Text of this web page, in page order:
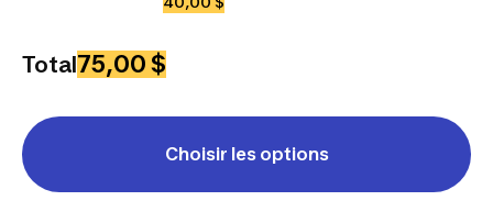
Total75,00 $
Choisir les options